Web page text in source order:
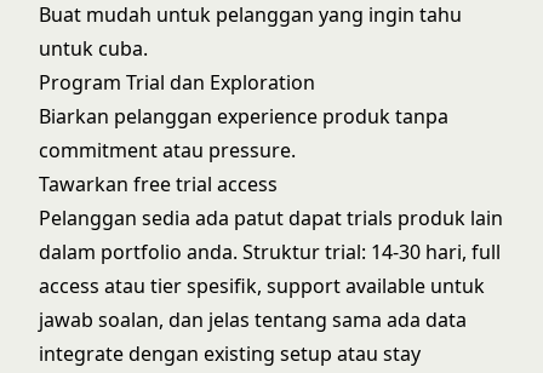
Buat mudah untuk pelanggan yang ingin tahu
untuk cuba.
Program Trial dan Exploration
Biarkan pelanggan experience produk tanpa
commitment atau pressure.
Tawarkan free trial access
Pelanggan sedia ada patut dapat trials produk lain
dalam portfolio anda. Struktur trial: 14-30 hari, full
access atau tier spesifik, support available untuk
jawab soalan, dan jelas tentang sama ada data
integrate dengan existing setup atau stay